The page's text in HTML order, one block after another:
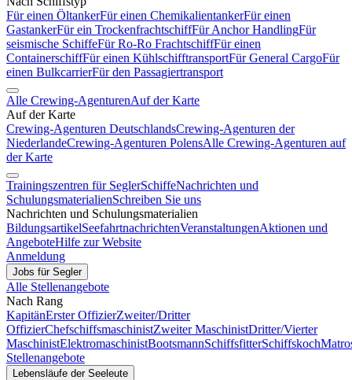
Für einen ÖltankerFür einen ChemikalientankerFür einen
GastankerFür ein TrockenfrachtschiffFür Anchor HandlingFür
seismische SchiffeFür Ro-Ro FrachtschiffFür einen
ContainerschiffFür einen KühlschifftransportFür General CargoFür
einen BulkcarrierFür den Passagiertransport
Alle Crewing-AgenturenAuf der Karte
Auf der Karte
Crewing-Agenturen DeutschlandsCrewing-Agenturen der
NiederlandeCrewing-Agenturen PolensAlle Crewing-Agenturen auf
der Karte
Trainingszentren für SeglerSchiffeNachrichten und
SchulungsmaterialienSchreiben Sie uns
Nachrichten und Schulungsmaterialien
BildungsartikelSeefahrtnachrichtenVeranstaltungenAktionen und
AngeboteHilfe zur Website
Anmeldung
Jobs für Segler
Alle Stellenangebote
Nach Rang
KapitänErster OffizierZweiter/Dritter
OffizierChefschiffsmaschinistZweiter MaschinistDritter/Vierter
MaschinistElektromaschinistBootsmannSchiffsfitterSchiffskoch
Stellenangebote
Lebensläufe der Seeleute